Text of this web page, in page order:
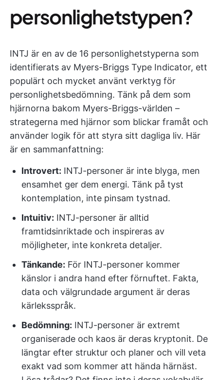
personlighetstypen?
INTJ är en av de 16 personlighetstyperna som
identifierats av Myers-Briggs Type Indicator, ett
populärt och mycket använt verktyg för
personlighetsbedömning. Tänk på dem som
hjärnorna bakom Myers-Briggs-världen –
strategerna med hjärnor som blickar framåt och
använder logik för att styra sitt dagliga liv. Här
är en sammanfattning:
Introvert: INTJ-personer är inte blyga, men
ensamhet ger dem energi. Tänk på tyst
kontemplation, inte pinsam tystnad.
Intuitiv: INTJ-personer är alltid
framtidsinriktade och inspireras av
möjligheter, inte konkreta detaljer.
Tänkande: För INTJ-personer kommer
känslor i andra hand efter förnuftet. Fakta,
data och välgrundade argument är deras
kärleksspråk.
Bedömning: INTJ-personer är extremt
organiserade och kaos är deras kryptonit. De
längtar efter struktur och planer och vill veta
exakt vad som kommer att hända härnäst.